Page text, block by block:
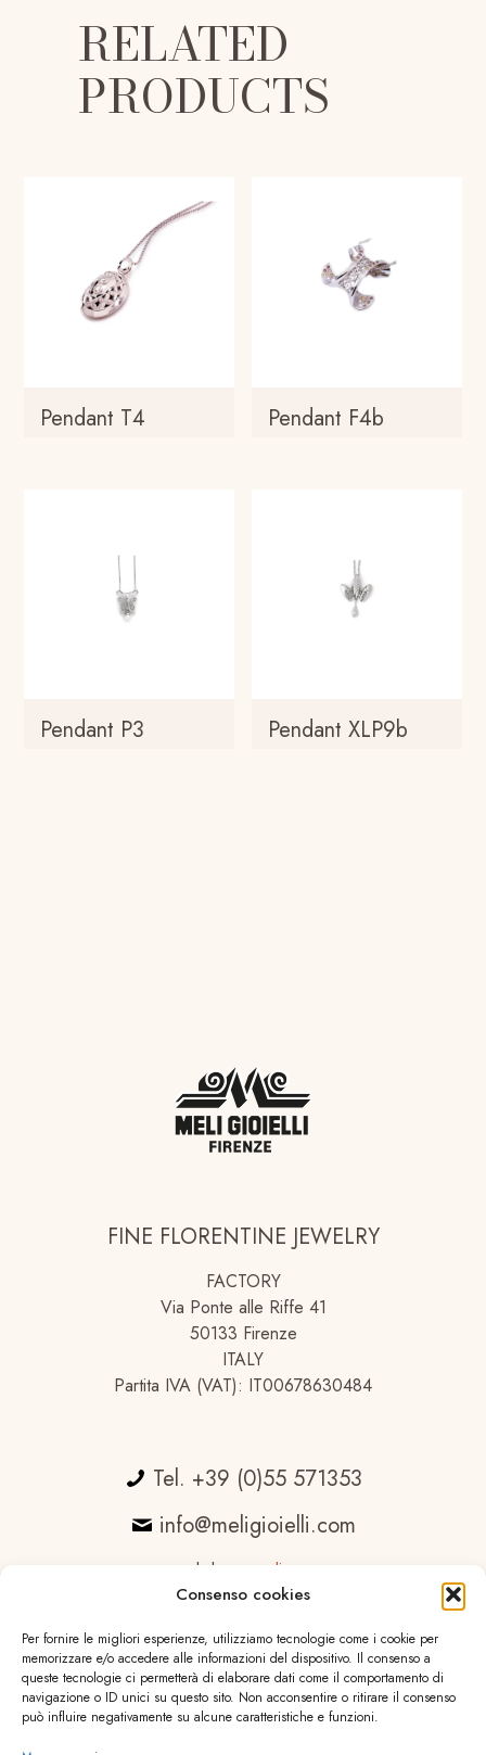
Consenso cookies
Per fornire le migliori esperienze, utilizziamo tecnologie come i cookie per
memorizzare e/o accedere alle informazioni del dispositivo. Il consenso a
queste tecnologie ci permetterà di elaborare dati come il comportamento di
navigazione o ID unici su questo sito. Non acconsentire o ritirare il consenso
può influire negativamente su alcune caratteristiche e funzioni.
RELATED
PRODUCTS
Pendant T4 Pendant F4b
Pendant P3 Pendant XLP9b
FINE FLORENTINE JEWELRY
FACTORY
Via Ponte alle Riffe 41
50133 Firenze
ITALY
Partita IVA (VAT): IT00678630484
Tel. +39 (0)55 571353
info@meligioielli.com
web by essedicom